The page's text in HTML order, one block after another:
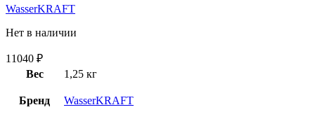
WasserKRAFT
Нет в наличии
11040 ₽
Вес
1,25 кг
Бренд WasserKRAFT